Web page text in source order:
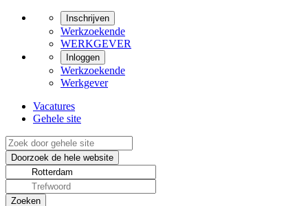
Inschrijven
Werkzoekende
WERKGEVER
Inloggen
Werkzoekende
Werkgever
Vacatures
Gehele site